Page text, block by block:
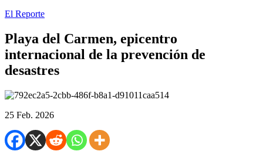
El Reporte
Playa del Carmen, epicentro
internacional de la prevención de
desastres
25 Feb. 2026